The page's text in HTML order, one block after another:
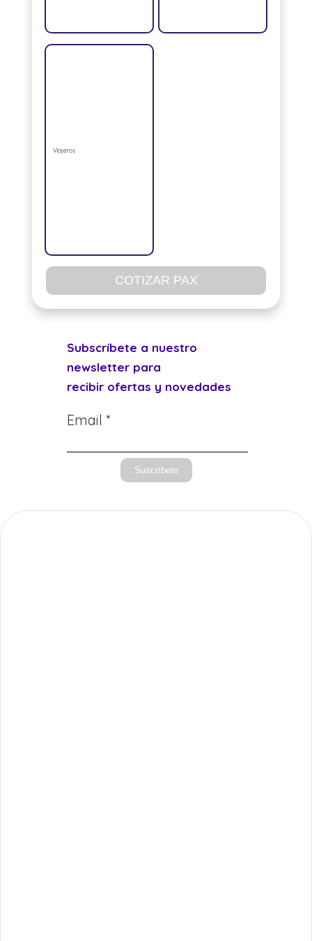
Viajeros
COTIZAR PAX
Subscríbete a nuestro
newsletter para
recibir ofertas y novedades
Email *
Suscríbete